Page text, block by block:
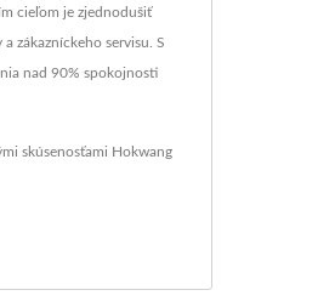
cieľom je zjednodušiť
zákazníckeho servisu. S
nad 90% spokojnosti
skúsenosťami Hokwang